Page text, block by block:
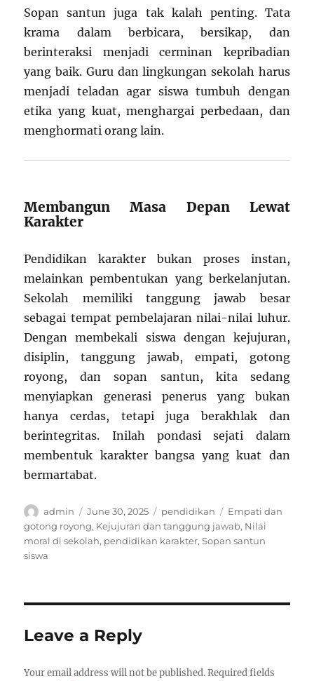
Sopan santun juga tak kalah penting. Tata
krama dalam berbicara, bersikap, dan
berinteraksi menjadi cerminan kepribadian
yang baik. Guru dan lingkungan sekolah harus
menjadi teladan agar siswa tumbuh dengan
etika yang kuat, menghargai perbedaan, dan
menghormati orang lain.
Membangun Masa Depan Lewat
Karakter
Pendidikan karakter bukan proses instan,
melainkan pembentukan yang berkelanjutan.
Sekolah memiliki tanggung jawab besar
sebagai tempat pembelajaran nilai-nilai luhur.
Dengan membekali siswa dengan kejujuran,
disiplin, tanggung jawab, empati, gotong
royong, dan sopan santun, kita sedang
menyiapkan generasi penerus yang bukan
hanya cerdas, tetapi juga berakhlak dan
berintegritas. Inilah pondasi sejati dalam
membentuk karakter bangsa yang kuat dan
bermartabat.
Author
admin
Posted
on
June 30, 2025 Categories
pendidikan Tags
Empati dan
gotong royong, Kejujuran dan tanggung jawab, Nilai
moral di sekolah, pendidikan karakter,Sopan santun
siswa
Leave a Reply
Your email address will not be published. Required fields